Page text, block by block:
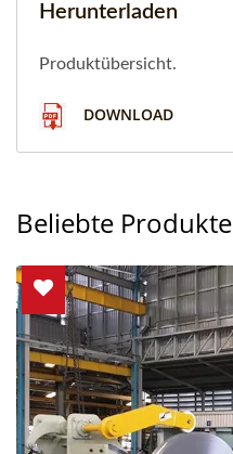
Herunterladen
Produktübersicht.
DOWNLOAD
Beliebte Produkte